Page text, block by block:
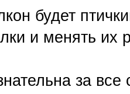
будет
и менять их
за все